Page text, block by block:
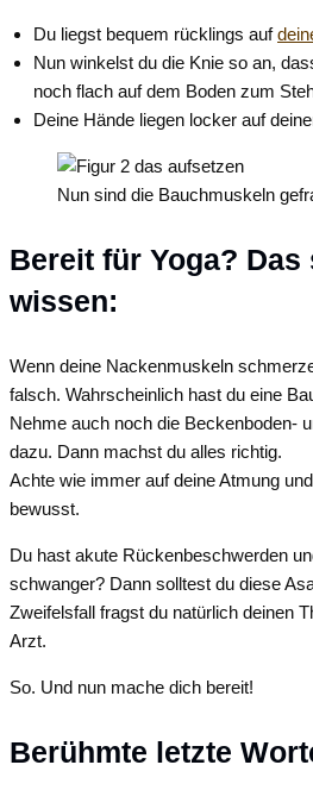
Du liegst bequem rücklings auf
Nun winkelst du die Knie so an,
noch flach auf dem Boden zum
Deine Hände liegen locker auf
Nun sind die Bauchmuskeln
Bereit für Yoga?
wissen:
Wenn deine Nackenmuskeln
falsch. Wahrscheinlich hast du eine
Nehme auch noch die Beckenboden-
dazu. Dann machst du alles richtig.
Achte wie immer auf deine Atmung
bewusst.
Du hast akute Rückenbeschwerden
schwanger? Dann solltest du diese
Zweifelsfall fragst du natürlich deinen
Arzt.
So. Und nun mache dich bereit!
Berühmte letzte